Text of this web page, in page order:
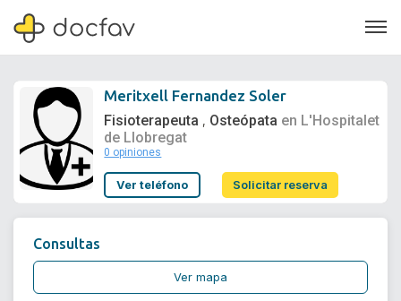
Quiénes somos
Meritxell Fernandez Soler
Fisioterapeuta , Osteópata en L'Hospitalet
de Llobregat
0 opiniones
Ver teléfono Solicitar reserva
Consultas
Ver mapa